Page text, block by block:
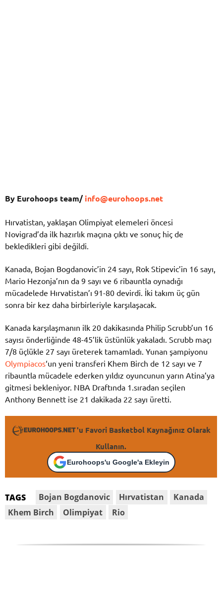
By Eurohoops team/info@eurohoops.net
Hırvatistan, yaklaşan Olimpiyat elemeleri öncesi
Novigrad’da ilk hazırlık maçına çıktı ve sonuç hiç de
bekledikleri gibi değildi.
Kanada, Bojan Bogdanovic’in 24 sayı, Rok Stipevic’in 16 sayı,
Mario Hezonja’nın da 9 sayı ve 6 ribauntla oynadığı
mücadelede Hırvatistan’ı 91-80 devirdi. İki takım üç gün
sonra bir kez daha birbirleriyle karşılaşacak.
Kanada karşılaşmanın ilk 20 dakikasında Philip Scrubb’un 16
sayısı önderliğinde 48-45’lik üstünlük yakaladı. Scrubb maçı
7/8 üçlükle 27 sayı üreterek tamamladı. Yunan şampiyonu
Olympiacos‘un yeni transferi Khem Birch de 12 sayı ve 7
ribauntla mücadele ederken yıldız oyuncunun yarın Atina’ya
gitmesi bekleniyor. NBA Draftında 1.sıradan seçilen
Anthony Bennett ise 21 dakikada 22 sayı üretti.
'u Favori Basketbol Kaynağınız Olarak
Kullanın.
Eurohoops'u Google'a Ekleyin
TAGS Bojan Bogdanovic Hırvatistan
Kanada
Khem Birch
Olimpiyat Rio